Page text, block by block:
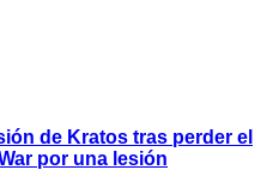
de Kratos tras perder el
por una lesión